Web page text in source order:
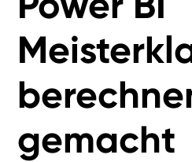
gemacht